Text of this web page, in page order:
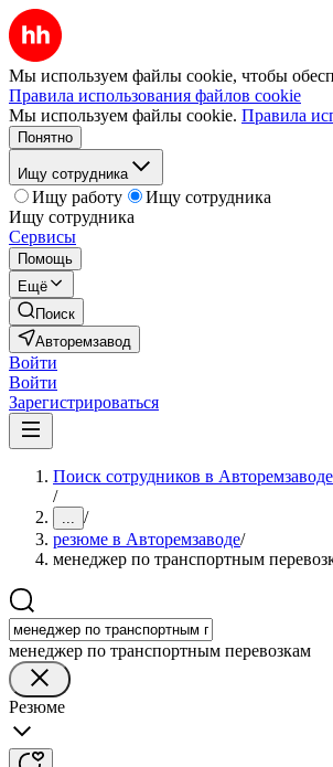
Мы используем файлы cookie, чтобы
Правила использования файлов cookie
Мы используем файлы cookie. Правила
Понятно
Ищу сотрудника
Ищу работу
Ищу сотрудника
Ищу сотрудника
Сервисы
Помощь
Ещё
Поиск
Авторемзавод
Войти
Войти
Зарегистрироваться
Поиск сотрудников в Авторемзаводе
/
... /
резюме в Авторемзаводе/
менеджер по транспортным
менеджер по транспортным перевозкам
Резюме